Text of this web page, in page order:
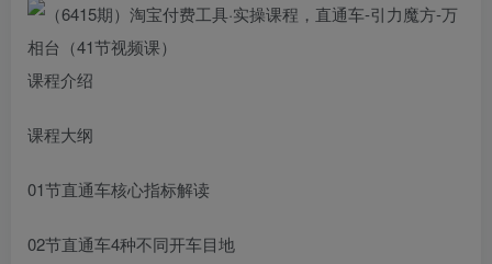
课程介绍
课程大纲
01节直通车核心指标解读
02节直通车4种不同开车目地